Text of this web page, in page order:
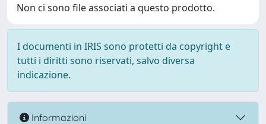
Non ci sono file associati a questo prodotto.
I documenti in IRIS sono protetti da copyright e
tutti i diritti sono riservati, salvo diversa
indicazione.
Informazioni